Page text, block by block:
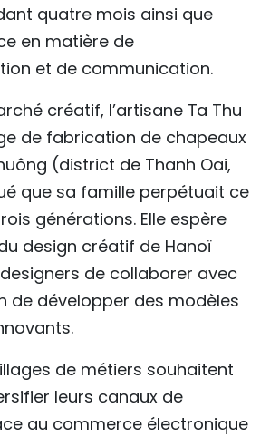
quatre mois ainsi que
en matière de
et de communication.
créatif, l’artisane Ta Thu
de fabrication de chapeaux
(district de Thanh Oai,
que sa famille perpétuait ce
générations. Elle espère
design créatif de Hanoï
de collaborer avec
de développer des modèles
de métiers souhaitent
leurs canaux de
au commerce électronique